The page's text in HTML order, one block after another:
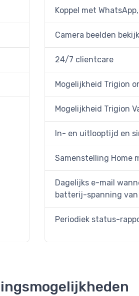
Koppel met
Camera beelden
24/7 clientcare
Mogelijkheid Trigion
Mogelijkheid Trigion
In- en uitlooptijd en
Samenstelling Home
Dagelijks e-mail
batterij-spanning van
Periodiek status-